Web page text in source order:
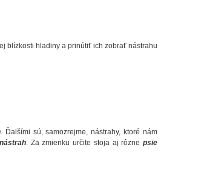
blízkosti hladiny a prinútiť ich zobrať nástrahu
. Ďalšími sú, samozrejme, nástrahy, ktoré nám
. Za zmienku určite stoja aj rôzne psie